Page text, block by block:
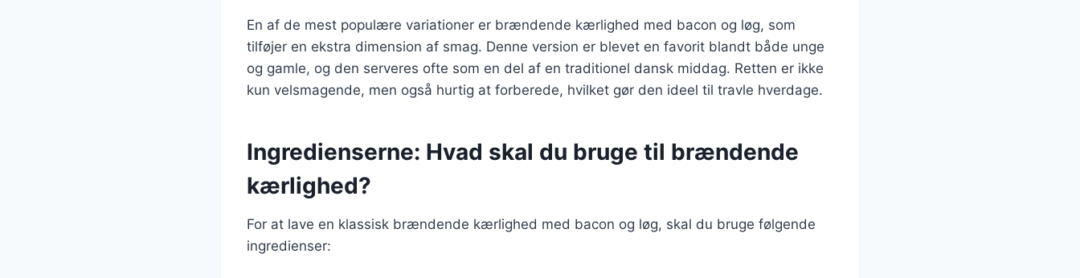
En af de mest populære variationer er brændende kærlighed med bacon og løg, som
tilføjer en ekstra dimension af smag. Denne version er blevet en favorit blandt både unge
og gamle, og den serveres ofte som en del af en traditionel dansk middag. Retten er ikke
kun velsmagende, men også hurtig at forberede, hvilket gør den ideel til travle hverdage.
Ingredienserne: Hvad skal du bruge til brændende
kærlighed?
For at lave en klassisk brændende kærlighed med bacon og løg, skal du bruge følgende
ingredienser: